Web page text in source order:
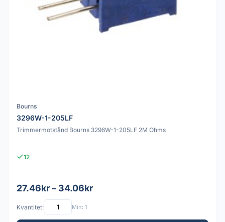
Bourns
3296W-1-205LF
Trimmermotstånd Bourns 3296W-1-205LF 2M Ohms
12
27.46kr – 34.06kr
Kvantitet: Min: 1